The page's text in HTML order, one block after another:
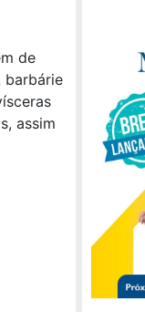
de
barbárie
assim